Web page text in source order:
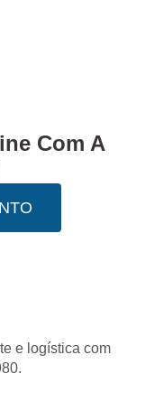
Com A
e logística com